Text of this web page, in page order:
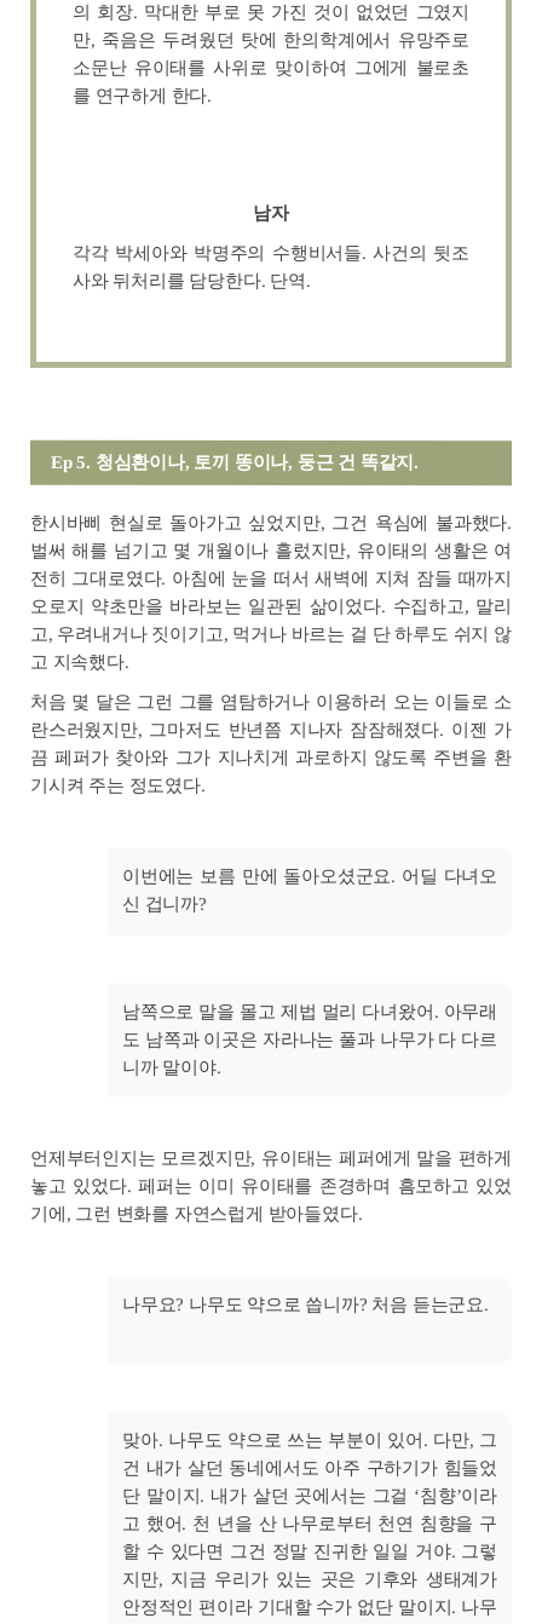
의 회장. 막대한 부로 못 가진 것이 없었던 그였지
만, 죽음은 두려웠던 탓에 한의학계에서 유망주로
소문난 유이태를 사위로 맞이하여 그에게 불로초
를 연구하게 한다.
남자
각각 박세아와 박명주의 수행비서들. 사건의 뒷조
사와 뒤처리를 담당한다. 단역.
Ep 5. 청심환이나, 토끼 똥이나, 둥근 건 똑같지.
한시바삐 현실로 돌아가고 싶었지만, 그건 욕심에 불과했다.
벌써 해를 넘기고 몇 개월이나 흘렀지만, 유이태의 생활은 여
전히 그대로였다. 아침에 눈을 떠서 새벽에 지쳐 잠들 때까지
오로지 약초만을 바라보는 일관된 삶이었다. 수집하고, 말리
고, 우려내거나 짓이기고, 먹거나 바르는 걸 단 하루도 쉬지 않
고 지속했다.
처음 몇 달은 그런 그를 염탐하거나 이용하러 오는 이들로 소
란스러웠지만, 그마저도 반년쯤 지나자 잠잠해졌다. 이젠 가
끔 페퍼가 찾아와 그가 지나치게 과로하지 않도록 주변을 환
기시켜 주는 정도였다.
이번에는 보름 만에 돌아오셨군요. 어딜 다녀오
신 겁니까?
남쪽으로 말을 몰고 제법 멀리 다녀왔어. 아무래
도 남쪽과 이곳은 자라나는 풀과 나무가 다 다르
니까 말이야.
언제부터인지는 모르겠지만, 유이태는 페퍼에게 말을 편하게
놓고 있었다. 페퍼는 이미 유이태를 존경하며 흠모하고 있었
기에, 그런 변화를 자연스럽게 받아들였다.
나무요? 나무도 약으로 씁니까? 처음 듣는군요.
맞아. 나무도 약으로 쓰는 부분이 있어. 다만, 그
건 내가 살던 동네에서도 아주 구하기가 힘들었
단 말이지. 내가 살던 곳에서는 그걸 ‘침향’이라
고 했어. 천 년을 산 나무로부터 천연 침향을 구
할 수 있다면 그건 정말 진귀한 일일 거야. 그렇
지만, 지금 우리가 있는 곳은 기후와 생태계가
안정적인 편이라 기대할 수가 없단 말이지. 나무